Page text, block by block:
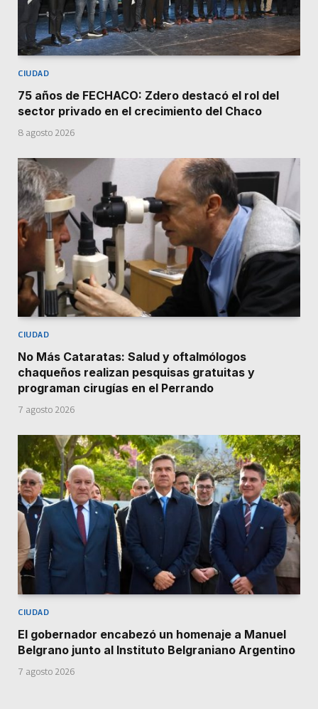
CIUDAD
75 años de FECHACO: Zdero destacó el rol del
sector privado en el crecimiento del Chaco
8 agosto 2026
CIUDAD
No Más Cataratas: Salud y oftalmólogos
chaqueños realizan pesquisas gratuitas y
programan cirugías en el Perrando
7 agosto 2026
CIUDAD
El gobernador encabezó un homenaje a Manuel
Belgrano junto al Instituto Belgraniano Argentino
7 agosto 2026